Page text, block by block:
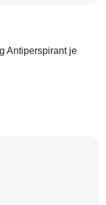
Antiperspirant je